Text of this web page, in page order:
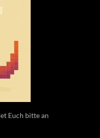
Euch bitte an